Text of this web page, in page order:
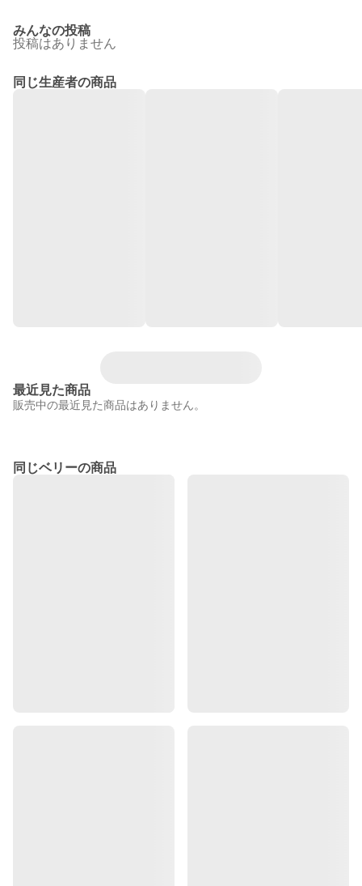
みんなの投稿
投稿はありません
同じ生産者の商品
最近見た商品
販売中の最近見た商品はありません。
同じベリーの商品